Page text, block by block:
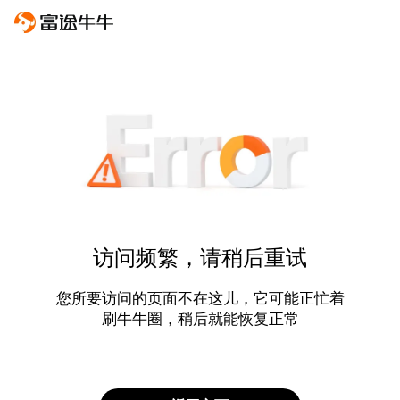
访问频繁，请稍后重试
您所要访问的页面不在这儿，它可能正忙着
刷牛牛圈，稍后就能恢复正常